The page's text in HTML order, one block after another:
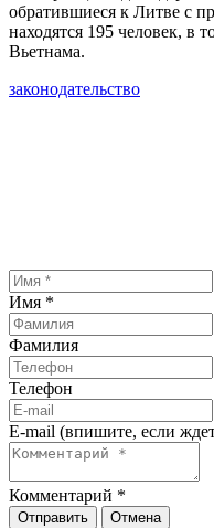
обратившиеся к Литве с
находятся 195 человек, в
Вьетнама.
законодательство
Имя *
Фамилия
Телефон
E-mail (впишите, если
Комментарий *
Отправить Отмена